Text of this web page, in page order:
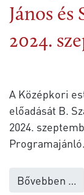
János és
2024.
A Középkori
előadását B.
2024.
Programajánló.
Bővebben …